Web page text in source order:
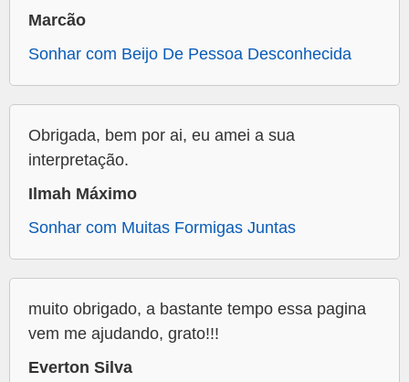
Marcão
Sonhar com Beijo De Pessoa Desconhecida
Obrigada, bem por ai, eu amei a sua
interpretação.
Ilmah Máximo
Sonhar com Muitas Formigas Juntas
muito obrigado, a bastante tempo essa pagina
vem me ajudando, grato!!!
Everton Silva